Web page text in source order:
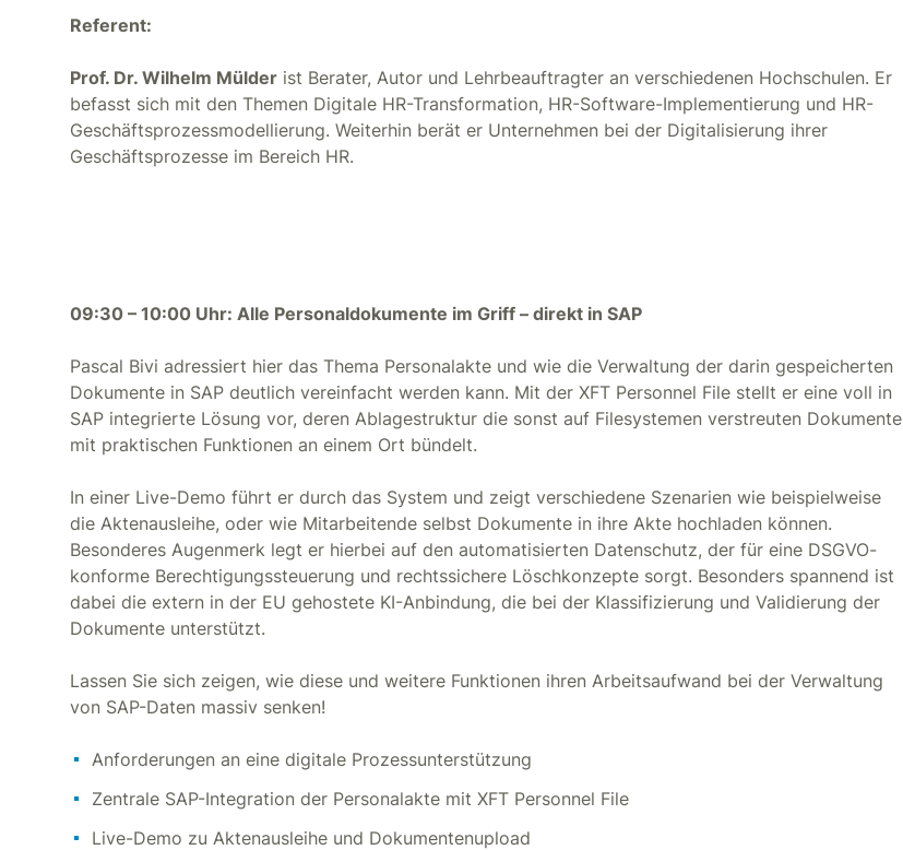
Referent:
Prof. Dr. Wilhelm Mülder ist Berater, Autor und Lehrbeauftragter an verschiedenen Hochschulen. Er
befasst sich mit den Themen Digitale HR-Transformation, HR-Software-Implementierung und HR-
Geschäftsprozessmodellierung. Weiterhin berät er Unternehmen bei der Digitalisierung ihrer
Geschäftsprozesse im Bereich HR.
09:30 – 10:00 Uhr: Alle Personaldokumente im Griff – direkt in SAP
Pascal Bivi adressiert hier das Thema Personalakte und wie die Verwaltung der darin gespeicherten
Dokumente in SAP deutlich vereinfacht werden kann. Mit der XFT Personnel File stellt er eine voll in
SAP integrierte Lösung vor, deren Ablagestruktur die sonst auf Filesystemen verstreuten Dokumente
mit praktischen Funktionen an einem Ort bündelt.
In einer Live-Demo führt er durch das System und zeigt verschiedene Szenarien wie beispielweise
die Aktenausleihe, oder wie Mitarbeitende selbst Dokumente in ihre Akte hochladen können.
Besonderes Augenmerk legt er hierbei auf den automatisierten Datenschutz, der für eine DSGVO-
konforme Berechtigungssteuerung und rechtssichere Löschkonzepte sorgt. Besonders spannend ist
dabei die extern in der EU gehostete KI-Anbindung, die bei der Klassifizierung und Validierung der
Dokumente unterstützt.
Lassen Sie sich zeigen, wie diese und weitere Funktionen ihren Arbeitsaufwand bei der Verwaltung
von SAP-Daten massiv senken!
Anforderungen an eine digitale Prozessunterstützung
Zentrale SAP-Integration der Personalakte mit XFT Personnel File
Live-Demo zu Aktenausleihe und Dokumentenupload